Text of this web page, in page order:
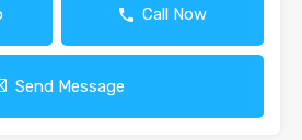
Call Now
Send Message